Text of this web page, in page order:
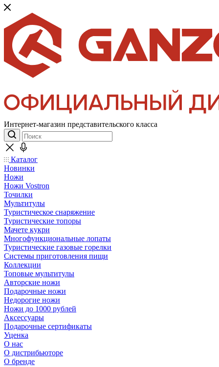
Интернет-магазин представительского класса
Каталог
Новинки
Ножи
Ножи Vostron
Точилки
Мультитулы
Туристическое снаряжение
Туристические топоры
Мачете кукри
Многофункциональные лопаты
Туристические газовые горелки
Системы приготовления пищи
Коллекции
Топовые мультитулы
Авторские ножи
Подарочные ножи
Недорогие ножи
Ножи до 1000 рублей
Аксессуары
Подарочные сертификаты
Уценка
О нас
О дистрибьюторе
О бренде